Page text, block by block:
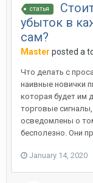
статья
убыток в
сам?
Master posted a
Что делать с
наивные новички
которая будет им
торговые
осведомлены о
бесполезно. Они
January 14, 2020